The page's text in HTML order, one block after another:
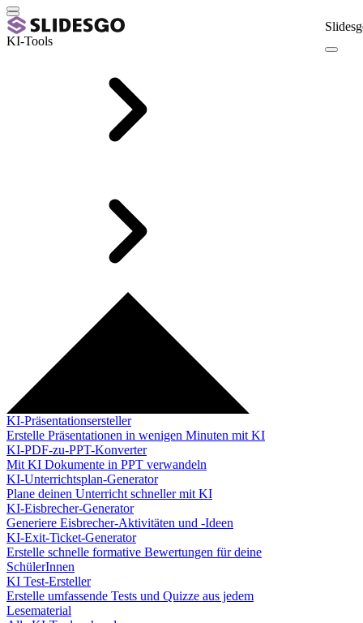
KI-Tools
KI-Präsentationsersteller
Erstelle Präsentationen in wenigen Minuten mit KI
KI-PDF-zu-PPT-Konverter
Mit KI Dokumente in PPT verwandeln
KI-Unterrichtsplan-Generator
Plane deinen Unterricht schneller mit KI
KI-Eisbrecher-Generator
Generiere Eisbrecher-Aktivitäten und -Ideen
KI-Exit-Ticket-Generator
Erstelle schnelle formative Bewertungen für deine
SchülerInnen
KI Test-Ersteller
Erstelle umfassende Tests und Quizze aus jedem
Lesematerial